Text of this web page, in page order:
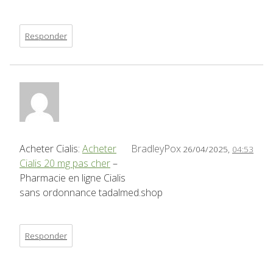
Responder
BradleyPox 26/04/2025, 04:53
Acheter Cialis: Acheter
Cialis 20 mg pas cher–
Pharmacie en ligne Cialis
sans ordonnance tadalmed.shop
Responder